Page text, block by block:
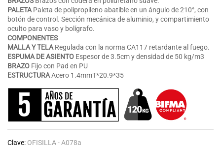
PALETA Paleta de polipropileno abatible en un ángulo de 210°, con
botón de control. Sección mecánica de aluminio, y compartimiento
oculto para vaso y bolígrafo.
COMPONENTES
MALLA Y TELA Regulada con la norma CA117 retardante al fuego.
ESPUMA DEASIENTO Espesor de 3.5cm y densidad de 50 kg/m3
BRAZO Fijo con Pad en PU
ESTRUCTURAAcero 1.4mmT*20.9*35
Clave: OFISILLA - A078a